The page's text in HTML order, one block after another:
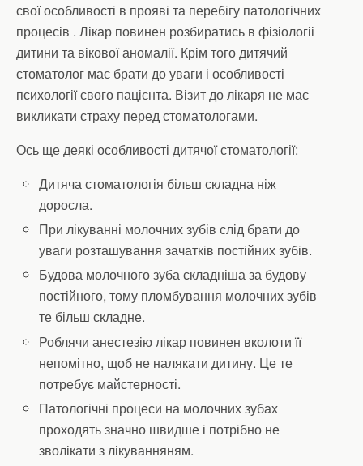
свої особливості в прояві та перебігу патологічних
процесів . Лікар повинен розбиратись в фізіологіі
дитини та вікової аномалії. Крім того дитячий
стоматолог має брати до уваги і особливості
психології свого пацієнта. Візит до лікаря не має
викликати страху перед стоматологами.
Ось ще деякі особливості дитячої стоматології:
Дитяча стоматологія більш складна ніж
доросла.
При лікуванні молочних зубів слід брати до
уваги розташування зачатків постійних зубів.
Будова молочного зуба складніша за будову
постійного, тому пломбування молочних зубів
те більш складне.
Роблячи анестезію лікар повинен вколоти її
непомітно, щоб не налякати дитину. Це те
потребує майстерності.
Патологічні процеси на молочних зубах
проходять значно швидше і потрібно не
зволікати з лікуванняням.